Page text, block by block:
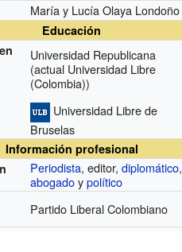
María y Lucía Olaya Londoño
Educación
Universidad Republicana
(actual Universidad Libre
(Colombia))
Universidad Libre de
Bruselas
Información profesional
Periodista, editor,diplomático,
abogadoypolítico
Partido Liberal Colombiano